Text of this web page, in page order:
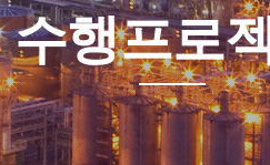
수행프로